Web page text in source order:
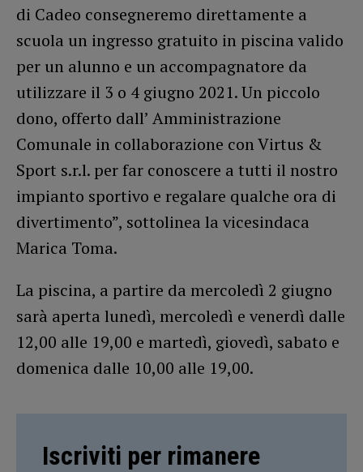
di Cadeo consegneremo direttamente a
scuola un ingresso gratuito in piscina valido
per un alunno e un accompagnatore da
utilizzare il 3 o 4 giugno 2021. Un piccolo
dono, offerto dall’ Amministrazione
Comunale in collaborazione con Virtus &
Sport s.r.l. per far conoscere a tutti il nostro
impianto sportivo e regalare qualche ora di
divertimento”, sottolinea la vicesindaca
Marica Toma.
La piscina, a partire da mercoledì 2 giugno
sarà aperta lunedì, mercoledì e venerdì dalle
12,00 alle 19,00 e martedì, giovedì, sabato e
domenica dalle 10,00 alle 19,00.
Iscriviti per rimanere